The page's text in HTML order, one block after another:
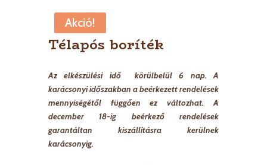
Akció!
Télapós boríték
Az elkészülési idő körülbelül 6 nap. A
karácsonyi időszakban a beérkezett rendelések
mennyiségétől függően ez változhat. A
december 18-ig beérkező rendelések
garantáltan kiszállításra kerülnek
karácsonyig.